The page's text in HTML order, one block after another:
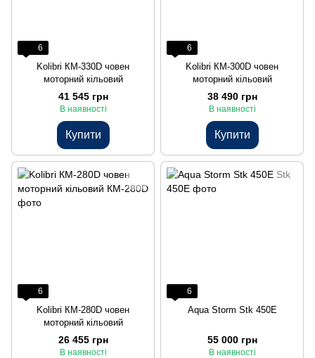
6
Kolibri КМ-330D човен
моторний кільовий
41 545 грн
В наявності
Купити
6
Kolibri КМ-300D човен
моторний кільовий
38 490 грн
В наявності
Купити
6
Kolibri КМ-280D човен
моторний кільовий
26 455 грн
В наявності
6
Aqua Storm Stk 450Е
55 000 грн
В наявності